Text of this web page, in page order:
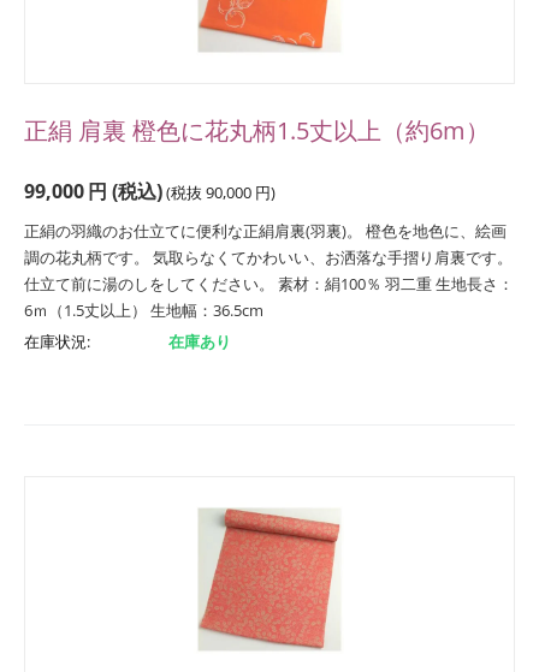
正絹 肩裏 橙色に花丸柄1.5丈以上（約6m）
99,000円 (税込)(税抜 90,000 円)
正絹の羽織のお仕立てに便利な正絹肩裏(羽裏)。 橙色を地色に、絵画
調の花丸柄です。 気取らなくてかわいい、お洒落な手摺り肩裏です。
仕立て前に湯のしをしてください。 素材：絹100％ 羽二重 生地長さ：
6ｍ（1.5丈以上） 生地幅：36.5cm
在庫状況:
在庫あり